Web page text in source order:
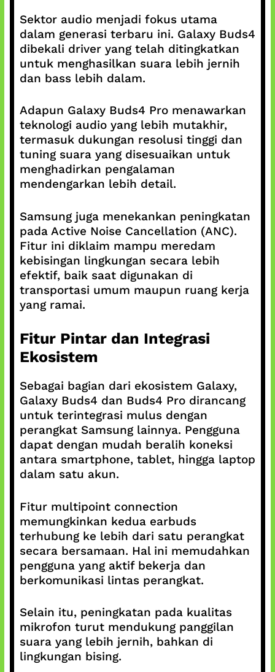
Sektor audio menjadi fokus utama
dalam generasi terbaru ini. Galaxy Buds4
dibekali driver yang telah ditingkatkan
untuk menghasilkan suara lebih jernih
dan bass lebih dalam.
Adapun Galaxy Buds4 Pro menawarkan
teknologi audio yang lebih mutakhir,
termasuk dukungan resolusi tinggi dan
tuning suara yang disesuaikan untuk
menghadirkan pengalaman
mendengarkan lebih detail.
Samsung juga menekankan peningkatan
pada Active Noise Cancellation (ANC).
Fitur ini diklaim mampu meredam
kebisingan lingkungan secara lebih
efektif, baik saat digunakan di
transportasi umum maupun ruang kerja
yang ramai.
Fitur Pintar dan Integrasi
Ekosistem
Sebagai bagian dari ekosistem Galaxy,
Galaxy Buds4 dan Buds4 Pro dirancang
untuk terintegrasi mulus dengan
perangkat Samsung lainnya. Pengguna
dapat dengan mudah beralih koneksi
antara smartphone, tablet, hingga laptop
dalam satu akun.
Fitur multipoint connection
memungkinkan kedua earbuds
terhubung ke lebih dari satu perangkat
secara bersamaan. Hal ini memudahkan
pengguna yang aktif bekerja dan
berkomunikasi lintas perangkat.
Selain itu, peningkatan pada kualitas
mikrofon turut mendukung panggilan
suara yang lebih jernih, bahkan di
lingkungan bising.